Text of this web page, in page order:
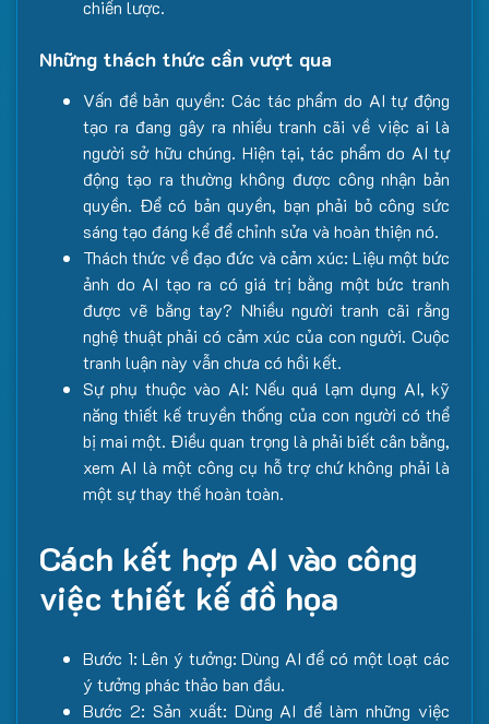
chiến lược.
Những thách thức cần vượt qua
Vấn đề bản quyền: Các tác phẩm do AI tự động
tạo ra đang gây ra nhiều tranh cãi về việc ai là
người sở hữu chúng. Hiện tại, tác phẩm do AI tự
động tạo ra thường không được công nhận bản
quyền. Để có bản quyền, bạn phải bỏ công sức
sáng tạo đáng kể để chỉnh sửa và hoàn thiện nó.
Thách thức về đạo đức và cảm xúc: Liệu một bức
ảnh do AI tạo ra có giá trị bằng một bức tranh
được vẽ bằng tay? Nhiều người tranh cãi rằng
nghệ thuật phải có cảm xúc của con người. Cuộc
tranh luận này vẫn chưa có hồi kết.
Sự phụ thuộc vào AI: Nếu quá lạm dụng AI, kỹ
năng thiết kế truyền thống của con người có thể
bị mai một. Điều quan trọng là phải biết cân bằng,
xem AI là một công cụ hỗ trợ chứ không phải là
một sự thay thế hoàn toàn.
Cách kết hợp AI vào công
việc thiết kế đồ họa
Bước 1: Lên ý tưởng: Dùng AI để có một loạt các
ý tưởng phác thảo ban đầu.
Bước 2: Sản xuất: Dùng AI để làm những việc